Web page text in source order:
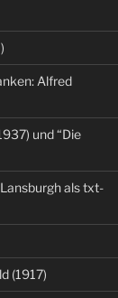
Alfred
und “Die
als txt-
(1917)